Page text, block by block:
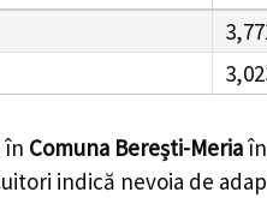
în Comuna Berești-Meria
indică nevoia de